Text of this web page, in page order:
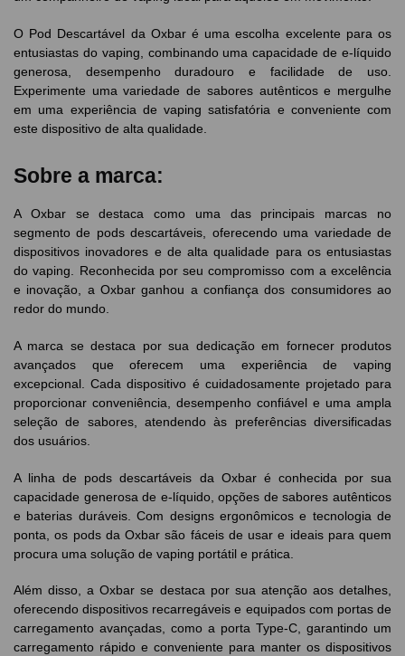
O Pod Descartável da Oxbar é uma escolha excelente para os
entusiastas do vaping, combinando uma capacidade de e-líquido
generosa, desempenho duradouro e facilidade de uso.
Experimente uma variedade de sabores autênticos e mergulhe
em uma experiência de vaping satisfatória e conveniente com
este dispositivo de alta qualidade.
Sobre a marca:
A Oxbar se destaca como uma das principais marcas no
segmento de pods descartáveis, oferecendo uma variedade de
dispositivos inovadores e de alta qualidade para os entusiastas
do vaping. Reconhecida por seu compromisso com a excelência
e inovação, a Oxbar ganhou a confiança dos consumidores ao
redor do mundo.
A marca se destaca por sua dedicação em fornecer produtos
avançados que oferecem uma experiência de vaping
excepcional. Cada dispositivo é cuidadosamente projetado para
proporcionar conveniência, desempenho confiável e uma ampla
seleção de sabores, atendendo às preferências diversificadas
dos usuários.
A linha de pods descartáveis da Oxbar é conhecida por sua
capacidade generosa de e-líquido, opções de sabores autênticos
e baterias duráveis. Com designs ergonômicos e tecnologia de
ponta, os pods da Oxbar são fáceis de usar e ideais para quem
procura uma solução de vaping portátil e prática.
Além disso, a Oxbar se destaca por sua atenção aos detalhes,
oferecendo dispositivos recarregáveis e equipados com portas de
carregamento avançadas, como a porta Type-C, garantindo um
carregamento rápido e conveniente para manter os dispositivos